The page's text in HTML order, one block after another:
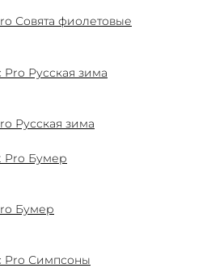
Совята фиолетовые
Русская зима
Бумер